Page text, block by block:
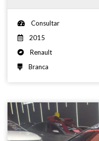
Consultar
2015
Renault
Branca